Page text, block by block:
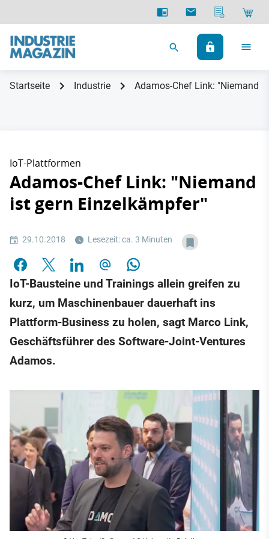
Startseite Industrie Adamos-Chef Link: "Niemand
IoT-Plattformen
Adamos-Chef Link: "Niemand
ist gern Einzelkämpfer"
29.10.2018 Lesezeit: ca. 3 Minuten
IoT-Bausteine und Trainings allein greifen zu
kurz, um Maschinenbauer dauerhaft ins
Plattform-Business zu holen, sagt Marco Link,
Geschäftsführer des Software-Joint-Ventures
Adamos.